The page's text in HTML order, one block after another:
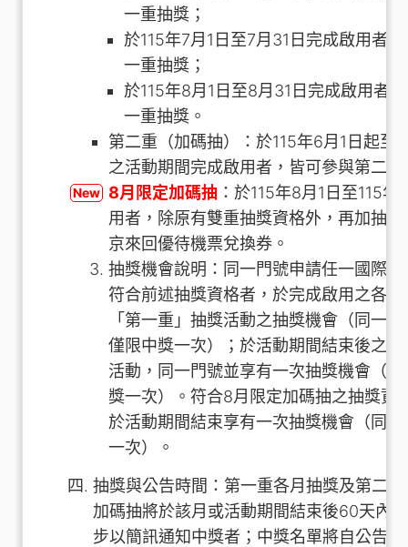
一重抽獎；
於115年7月1日至7月31日完成啟用者
一重抽獎；
於115年8月1日至8月31日完成啟用者
一重抽獎。
第二重（加碼抽）：於115年6月1日起至
之活動期間完成啟用者，皆可參與第二
New 8月限定加碼抽 ：於115年8月1日至115
用者，除原有雙重抽獎資格外，再加抽
京來回優待機票兌換券。
抽獎機會說明：同一門號申請任一國際
符合前述抽獎資格者，於完成啟用之各
「第一重」抽獎活動之抽獎機會（同一
僅限中獎一次）；於活動期間結束後之
活動，同一門號並享有一次抽獎機會（
獎一次）。符合8月限定加碼抽之抽獎資
於活動期間結束享有一次抽獎機會（同
一次）。
抽獎與公告時間：第一重各月抽獎及第二
加碼抽將於該月或活動期間結束後60天內
步以簡訊通知中獎者；中獎名單將自公告